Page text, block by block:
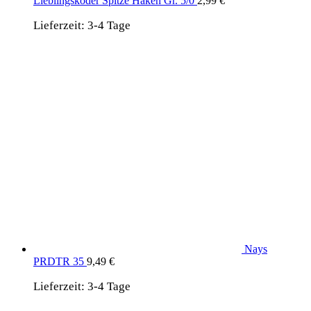
Lieferzeit: 3-4 Tage
Nays
PRDTR 35 9,49 €
Lieferzeit: 3-4 Tage